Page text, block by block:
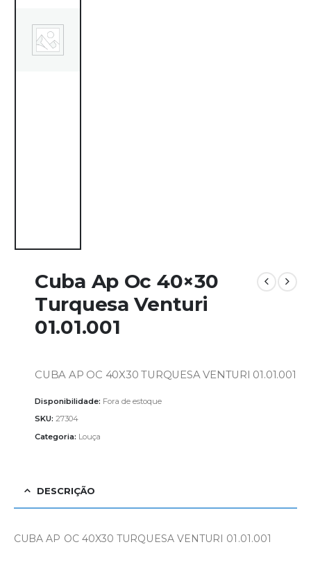
Cuba Ap Oc 40×30
Turquesa Venturi
01.01.001
CUBA AP OC 40X30 TURQUESA VENTURI 01.01.001
Disponibilidade: Fora de estoque
SKU: 27304
Categoria: Louça
DESCRIÇÃO
CUBA AP OC 40X30 TURQUESA VENTURI 01.01.001